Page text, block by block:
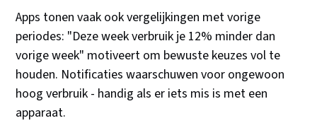
Apps tonen vaak ook vergelijkingen met vorige
periodes: "Deze week verbruik je 12% minder dan
vorige week" motiveert om bewuste keuzes vol te
houden. Notificaties waarschuwen voor ongewoon
hoog verbruik - handig als er iets mis is met een
apparaat.